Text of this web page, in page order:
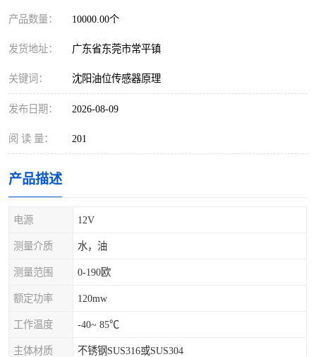
产品数量： 10000.00个
发货地址： 广东省东莞市常平镇
关键词： 沈阳油位传感器原理
发布日期： 2026-08-09
阅 读 量： 201
产品描述
电源 12V
测量介质 水，油
测量范围 0-190欧
额定功率 120mw
工作温度 -40~ 85℃
主体材质 不锈钢SUS316或SUS304